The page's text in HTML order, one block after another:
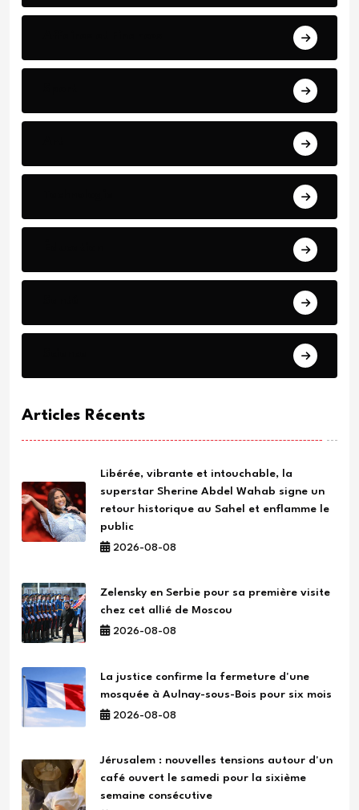
Articles Récents
Libérée, vibrante et intouchable, la
superstar Sherine Abdel Wahab signe un
retour historique au Sahel et enflamme le
public
2026-08-08
Zelensky en Serbie pour sa première visite
chez cet allié de Moscou
2026-08-08
La justice confirme la fermeture d'une
mosquée à Aulnay-sous-Bois pour six mois
2026-08-08
Jérusalem : nouvelles tensions autour d'un
café ouvert le samedi pour la sixième
semaine consécutive